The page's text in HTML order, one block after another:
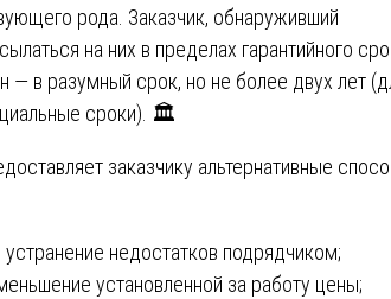
рода. Заказчик, обнаруживший
на них в пределах гарантийного
— в разумный срок, но не более двух лет
сроки). 🏛️
заказчику альтернативные
недостатков подрядчиком;
установленной за работу цены;